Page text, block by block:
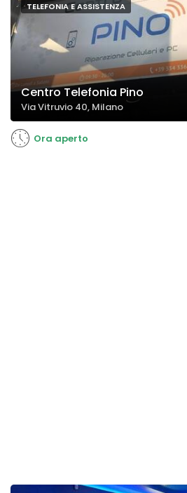
TELEFONIA E ASSISTENZA
Centro Telefonia Pino
Via Vitruvio 40, Milano
Ora aperto